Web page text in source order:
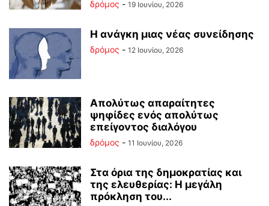
δρόμος - 19 Ιουνίου, 2026
Η ανάγκη μιας νέας συνείδησης
δρόμος - 12 Ιουνίου, 2026
Απολύτως απαραίτητες
ψηφίδες ενός απολύτως
επείγοντος διαλόγου
δρόμος - 11 Ιουνίου, 2026
Στα όρια της δημοκρατίας και
της ελευθερίας: Η μεγάλη
πρόκληση του...